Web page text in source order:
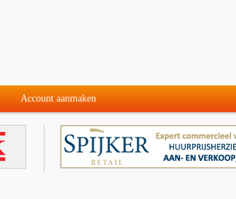
Account aanmaken